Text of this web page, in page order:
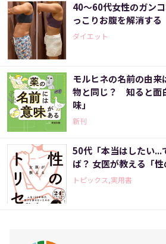
40～60代女性のガン
っこりお腹を解消する
ダイエット
モルヒネの名前の由来
物と同じ？ 知ると面
味」
新刊
50代「本当はしたい...
ば？ 女医が教える「性
トピックス,実用書